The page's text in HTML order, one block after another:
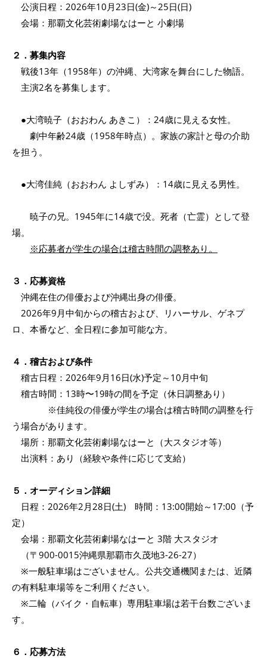
公演日程：2026年10月23日(金)～25日(日)
会場：那覇文化芸術劇場なはーと 小劇場
２．募集内容
戦後13年（1958年）の沖縄、大湾家を舞台にした物語。
主演2名を募集します。
●大湾暁子（おおわん あきこ）：24歳に見える女性。
劇中年齢24歳（1958年時点）。家族の家計と母の介助
を担う。
●大湾佳純（おおわん よしずみ）：14歳に見える男性。
暁子の兄。1945年に14歳で没。死者（亡霊）として登
場。
※応募者が学生の場合は稽古時間の調整あり。
３．応募資格
沖縄在住の俳優および沖縄出身の俳優。
2026年9月中旬からの稽古および、リハーサル、ゲネプ
ロ、本番など、全日程に参加可能な方。
４．稽古および条件
稽古日程：2026年9月16日(水)予定～10月中旬
稽古時間：13時〜19時の間を予定（休日調整あり）
※佳純役の俳優が学生の場合は稽古時間の調整を行
う場合があります。
場所：那覇文化芸術劇場なはーと（大スタジオ等）
出演料：あり（経験や条件に応じて支給）
５．オーディション詳細
日程：2026年2月28日(土) 時間：13:00開始～17:00（予
定）
会場：那覇文化芸術劇場なはーと 3階 大スタジオ
（〒900-0015沖縄県那覇市久茂地3-26-27）
※一般駐車場はございません。公共交通機関または、近隣
の有料駐車場等をご利用ください。
※二輪（バイク・自転車）専用駐車場は若干台数ございま
す。
６．応募方法